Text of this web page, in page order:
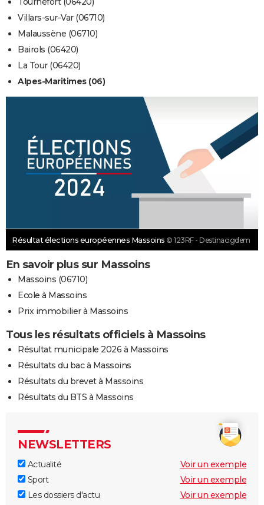
Villars-sur-Var (06710)
Malaussène (06710)
Bairols (06420)
La Tour (06420)
Alpes-Maritimes (06)
Résultat élections européennes Massoins © 123RF - Destinacigdem
En savoir plus sur Massoins
Massoins (06710)
Ecole à Massoins
Prix immobilier à Massoins
Tous les résultats officiels à Massoins
Résultat municipale 2026 à Massoins
Résultats du bac à Massoins
Résultats du brevet à Massoins
Résultats du BTS à Massoins
NEWSLETTERS
Actualité
Voir un exemple
Sport
Voir un exemple
Les dossiers d'actu
Voir un exemple